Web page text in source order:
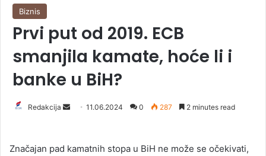
Biznis
Prvi put od 2019. ECB
smanjila kamate, hoće li i
banke u BiH?
Redakcija
d
11.06.2024 0 287 2 minutes read
Značajan pad kamatnih stopa u BiH ne može se očekivati,